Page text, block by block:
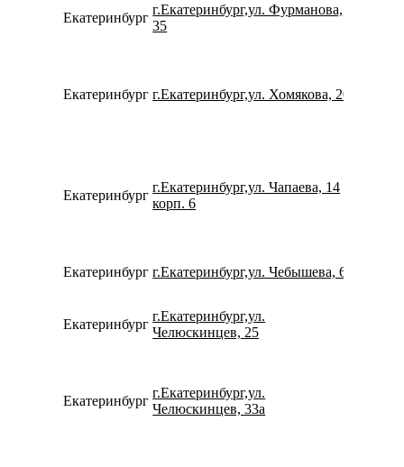
Екатеринбург
г.Екатеринбург,ул. Фурманова,
35
Екатеринбург г.Екатеринбург,ул. Хомякова, 20
Екатеринбург
г.Екатеринбург,ул. Чапаева, 14
корп. 6
Екатеринбург г.Екатеринбург,ул. Чебышева, 6
Екатеринбург
г.Екатеринбург,ул.
Челюскинцев, 25
Екатеринбург
г.Екатеринбург,ул.
Челюскинцев, 33а